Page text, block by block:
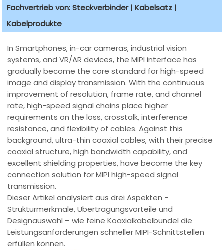
Fachvertrieb von: Steckverbinder | Kabelsatz |
Kabelprodukte
In Smartphones, in-car cameras, industrial vision
systems, and VR/AR devices, the MIPI interface has
gradually become the core standard for high-speed
image and display transmission. With the continuous
improvement of resolution, frame rate, and channel
rate, high-speed signal chains place higher
requirements on the loss, crosstalk, interference
resistance, and flexibility of cables. Against this
background, ultra-thin coaxial cables, with their precise
coaxial structure, high bandwidth capability, and
excellent shielding properties, have become the key
connection solution for MIPI high-speed signal
transmission.
Dieser Artikel analysiert aus drei Aspekten -
Strukturmerkmale, Übertragungsvorteile und
Designauswahl – wie feine Koaxialkabelbündel die
Leistungsanforderungen schneller MIPI-Schnittstellen
erfüllen können.